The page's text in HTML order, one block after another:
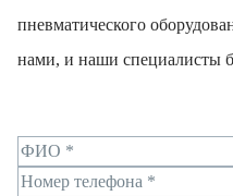
пневматического
нами, и наши специалисты